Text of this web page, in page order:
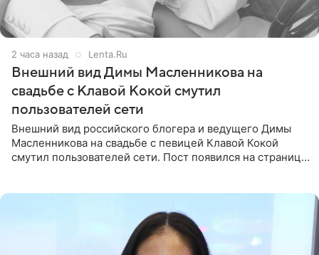
2 часа назад Lenta.Ru
Внешний вид Димы Масленникова на
свадьбе с Клавой Кокой смутил
пользователей сети
Внешний вид российского блогера и ведущего Димы
Масленникова на свадьбе с певицей Клавой Кокой
смутил пользователей сети. Пост появился на странице